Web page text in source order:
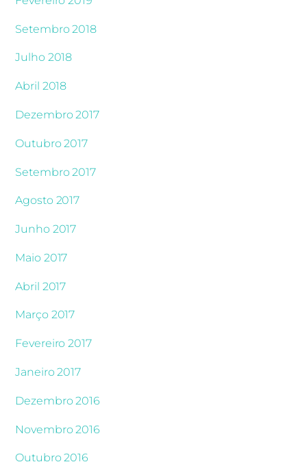
Setembro 2018
Julho 2018
Abril 2018
Dezembro 2017
Outubro 2017
Setembro 2017
Agosto 2017
Junho 2017
Maio 2017
Abril 2017
Março 2017
Fevereiro 2017
Janeiro 2017
Dezembro 2016
Novembro 2016
Outubro 2016